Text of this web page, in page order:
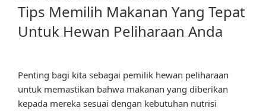
ON
Tips Memilih Makanan Yang Tepat
Untuk Hewan Peliharaan Anda
Penting bagi kita sebagai pemilik hewan peliharaan
untuk memastikan bahwa makanan yang diberikan
kepada mereka sesuai dengan kebutuhan nutrisi